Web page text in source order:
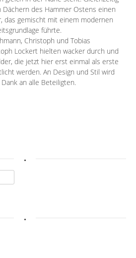
des Hammer Ostens einen
das gemischt mit einem modernen
führte.
Christoph und Tobias
Lockert hielten wacker durch und
die jetzt hier erst einmal als erste
werden. An Design und Stil wird
an alle Beteiligten.
.
.